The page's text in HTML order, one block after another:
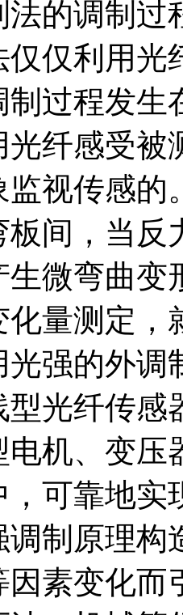
法的调制过
仅仅利用
过程发生
纤感受被
视传感的
板间，当反
生微弯曲变
量测定，
光强的外
光纤传感
机、变压
，可靠地实
制原理构
因素变化